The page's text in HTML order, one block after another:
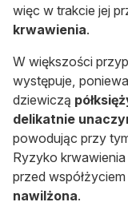
więc w trakcie jej
krwawienia.
W większości
występuje,
dziewiczą
delikatnie
powodując przy
Ryzyko
przed
nawilżona.